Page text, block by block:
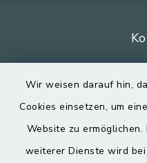
Wir weisen darauf hin,
Cookies einsetzen, um
Website zu
weiterer Dienste wird